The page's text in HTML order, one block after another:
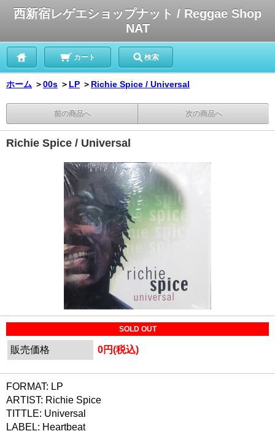
西新宿レゲエショップナット / Reggae Shop
NAT
カート 検索
ホーム ＞00s ＞ LP ＞ Richie Spice / Universal
前の商品へ 次の商品へ
Richie Spice / Universal
SOLD OUT
販売価格 0円(税込)
FORMAT: LP
ARTIST: Richie Spice
TITTLE: Universal
LABEL: Heartbeat